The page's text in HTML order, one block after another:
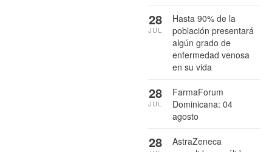
Hasta 90% de la
población presentará
algún grado de
enfermedad venosa
en su vida
28
JUL
FarmaForum
Dominicana: 04
agosto
28
JUL
AstraZeneca
28